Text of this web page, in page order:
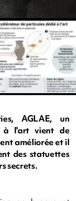
AGLAE, un
à l'art vient de
améliorée et il
des statuettes
secrets.